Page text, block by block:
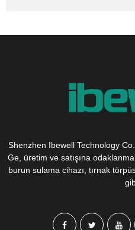
Shenzhen Ibewell Technology
Ge, üretim ve satışına
burun sulama cihazı, tırnak